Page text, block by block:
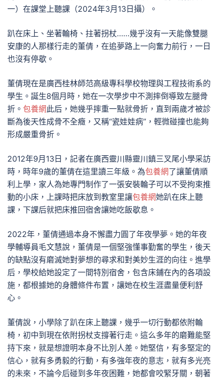
一）在課堂上聽課（2024年3月13日攝）。
趴在床上、坐著輪椅、拄著拐杖……幾乎沒有一天能像雙腿
安康的人那樣行走的董倩，在追夢路上一向奮力前行，一日
也沒有停歇。
董倩現在是廣西桂林師范高級專科學校物理與工程技術系的
學生。誕生8個月時，她在一次學步中不測摔倒導致左腿骨
折。 包養網此后，她幾乎摔重一點就骨折，直到兩歲才被診
斷為後天性成骨不全癥，又稱“瓷娃娃病”，輕微碰撞也能夠
形成嚴重骨折。
2012年9月13日，記者在廣西靈川縣靈川鎮三叉尾小學采訪
時，時年9歲的董倩在這里讀三年級。為包養網了讓董倩順
利上學，家人為她專門制作了一張安裝輪子可以不受拘束推
動的小床，上課時把床放到教室里讓包養網她趴在床上聽
課，下課后就把床推回宿舍讓她吃飯歇息。
2022年，董倩通過本身不懈盡力圓了年夜學夢。她的年夜
學輔導員毛文慧說，董倩是一個堅強懂事勤奮的學生，後天
的缺點沒有磨滅她對夢想的尋求和對美妙生涯的向往。進學
后，學校給她設定了一間特別宿舍，包含床鋪在內的各項設
施，都根據她的身體條件布置，讓她在校生涯盡量便利舒
心。
董倩說，小學除了趴在床上聽課，幾乎一切行動都依附輪
椅，初中到現在依附拐杖支撐著行走。這么多年的磨難能堅
持下來，就是想證明本身不比別人差。她堅信，有多堅定的
信心，就有多勇毅的行動，有多強年夜的意志，就有多光亮
的未來，不論今后碰到多年夜困難，她都會咬緊牙關，朝著